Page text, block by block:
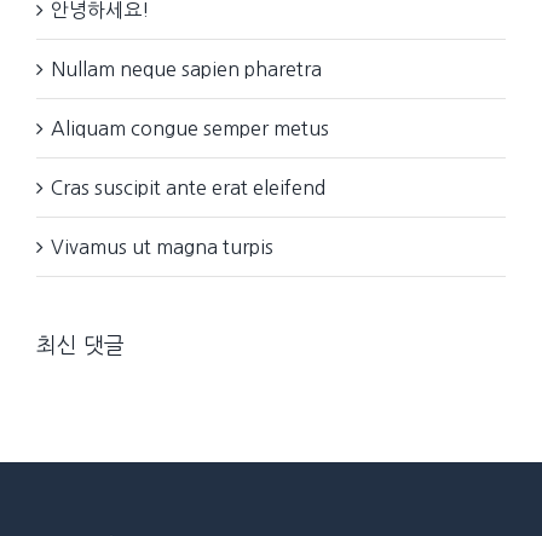
안녕하세요!
Nullam neque sapien pharetra
Aliquam congue semper metus
Cras suscipit ante erat eleifend
Vivamus ut magna turpis
최신 댓글